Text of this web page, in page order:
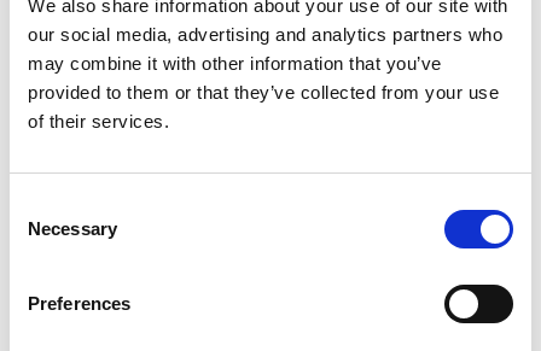
We also share information about your use of our site with
our social media, advertising and analytics partners who
may combine it with other information that you’ve
provided to them or that they’ve collected from your use
of their services.
Selection
Necessary
Preferences
Beschrijving
Solide aluminium glazenwassersladder
3x12 sporten – veilig en efficiënt werken
op hoogte
combineert een lichtgewicht
constructie met maximale stabiliteit en is daardoor ideaal voor
veeleisende doe-het-zelvers.